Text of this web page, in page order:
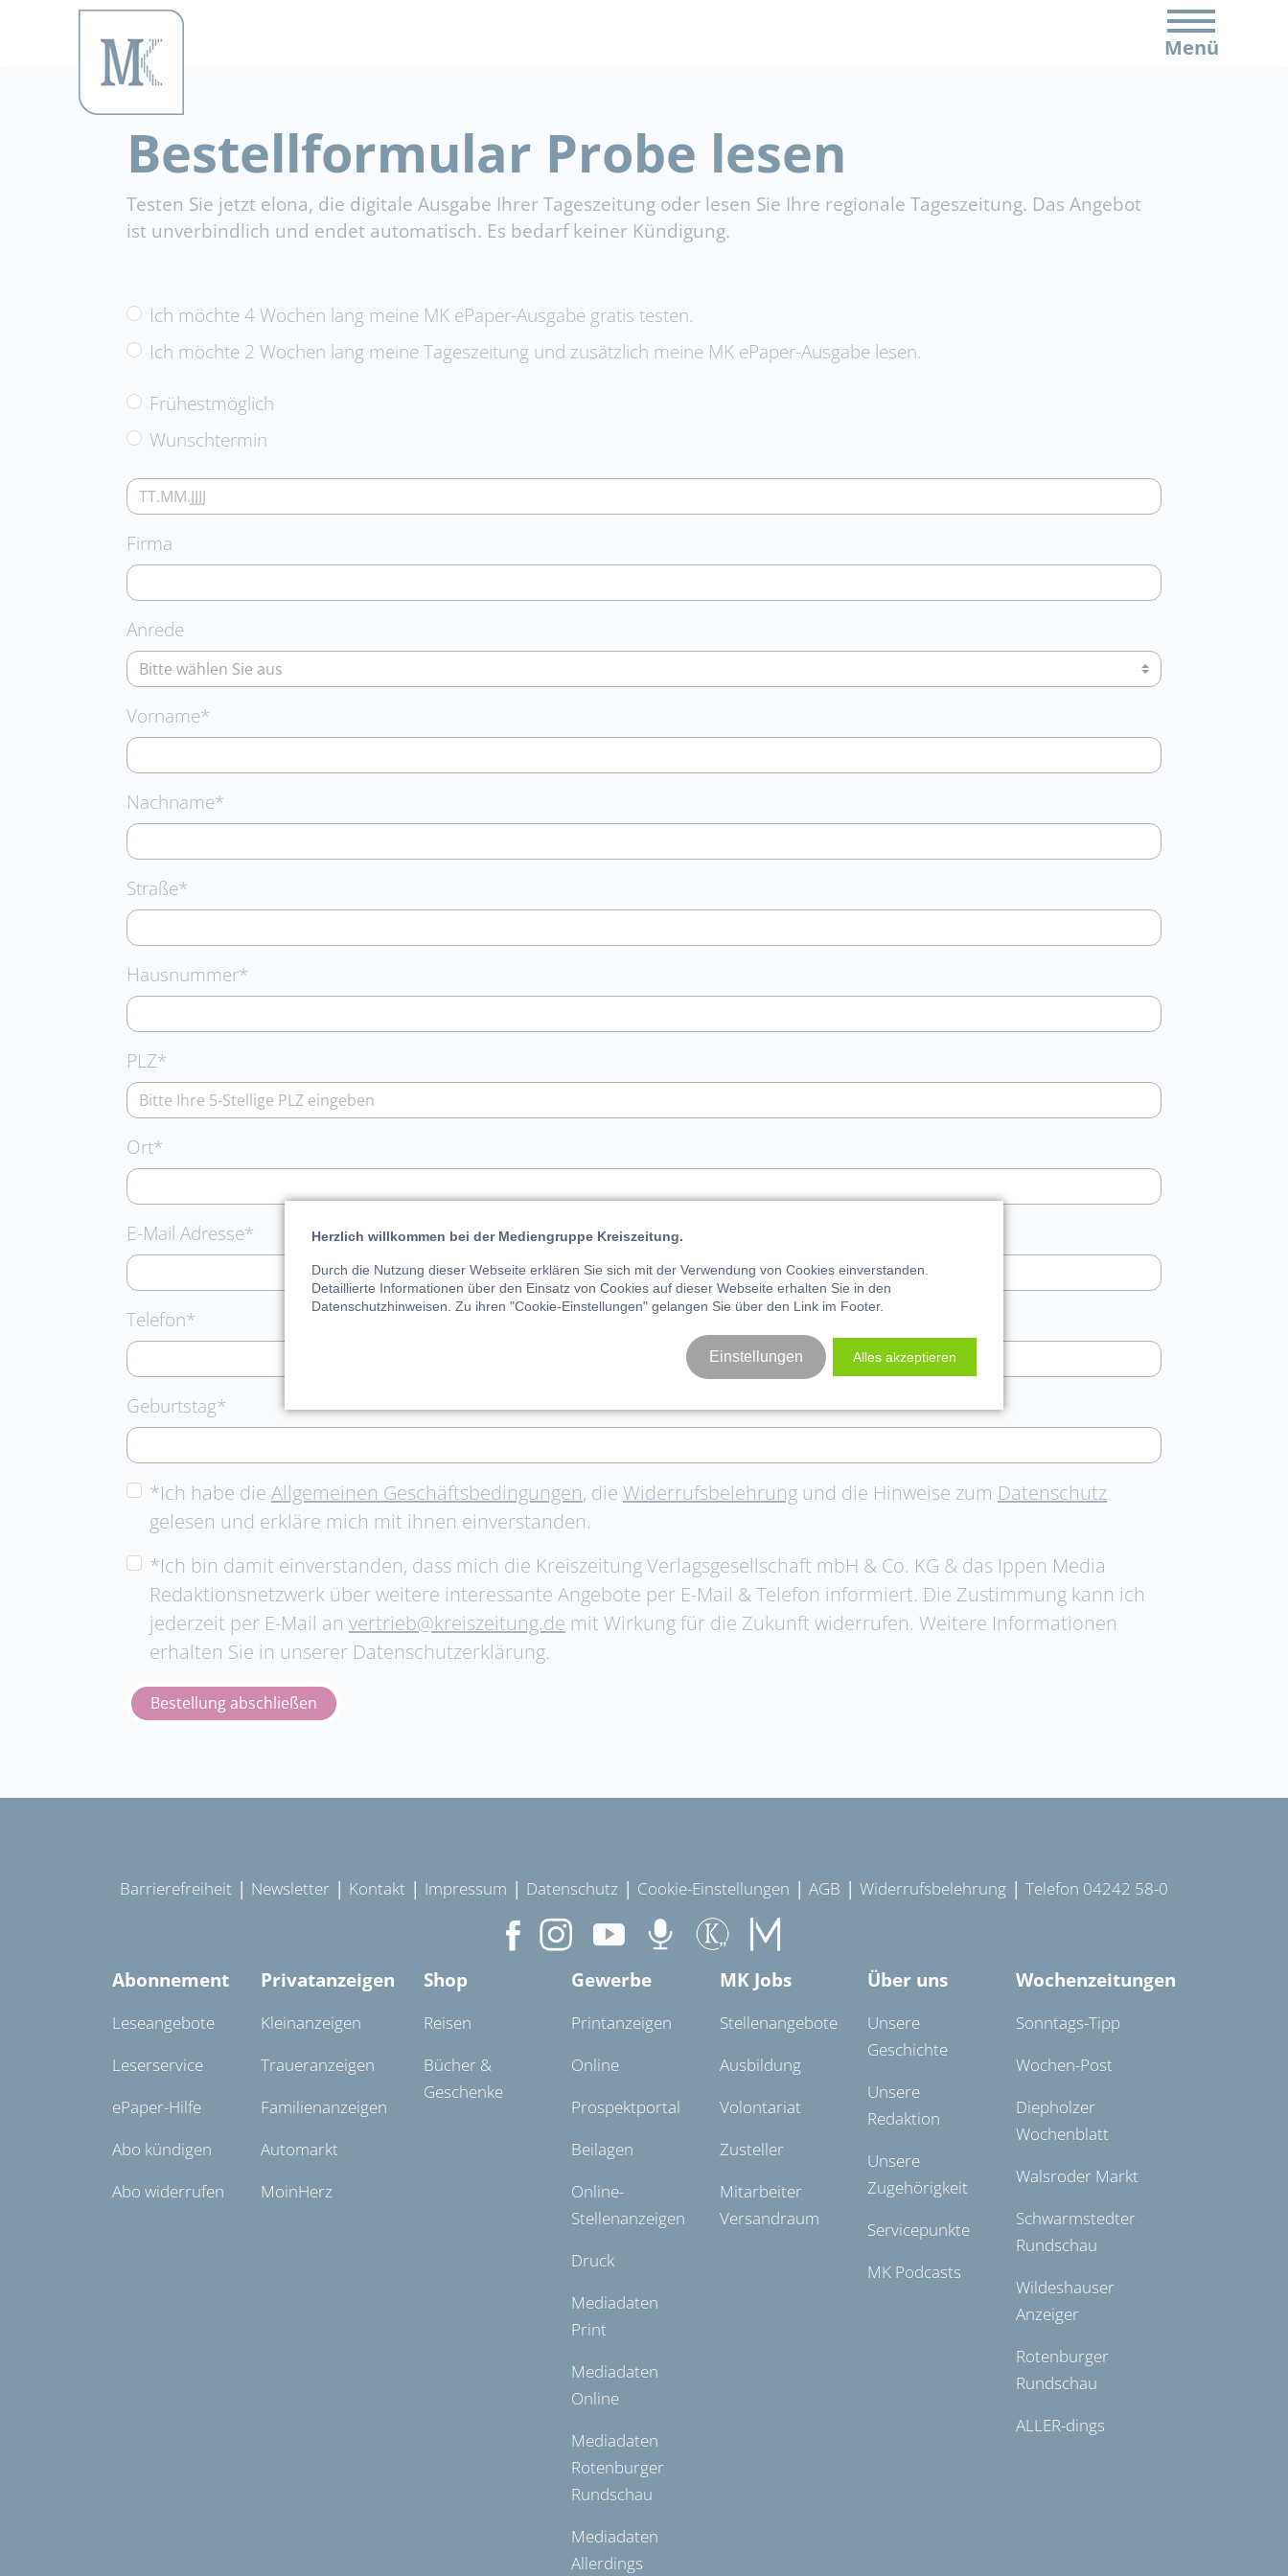
Menü
Bestellformular Probe lesen
Testen Sie jetzt elona, die digitale Ausgabe Ihrer Tageszeitung oder lesen Sie Ihre regionale Tageszeitung. Das Angebot
ist unverbindlich und endet automatisch. Es bedarf keiner Kündigung.
Ich möchte 4 Wochen lang meine MK ePaper-Ausgabe gratis testen.
Ich möchte 2 Wochen lang meine Tageszeitung und zusätzlich meine MK ePaper-Ausgabe lesen.
Frühestmöglich
Wunschtermin
Firma
Anrede
Pflichtfeld
Vorname*
Pflichtfeld
Nachname*
Pflichtfeld
Straße*
Pflichtfeld
Hausnummer*
Pflichtfeld
PLZ*
Pflichtfeld
Ort*
Pflichtfeld
E-Mail Adresse*
Pflichtfeld
Telefon*
Pflichtfeld
Geburtstag*
*Ich habe die Allgemeinen Geschäftsbedingungen, die Widerrufsbelehrung und die Hinweise zum Datenschutz
gelesen und erkläre mich mit ihnen einverstanden.
*Ich bin damit einverstanden, dass mich die Kreiszeitung Verlagsgesellschaft mbH & Co. KG & das Ippen Media
Redaktionsnetzwerk über weitere interessante Angebote per E-Mail & Telefon informiert. Die Zustimmung kann ich
jederzeit per E-Mail an vertrieb@kreiszeitung.de mit Wirkung für die Zukunft widerrufen. Weitere Informationen
erhalten Sie in unserer Datenschutzerklärung.
Bestellung abschließen
Barrierefreiheit | Newsletter | Kontakt | Impressum | Datenschutz | Cookie-Einstellungen | AGB | Widerrufsbelehrung | Telefon 04242 58-0
Abonnement
Leseangebote
Leserservice
ePaper-Hilfe
Abo kündigen
Abo widerrufen
Privatanzeigen
Kleinanzeigen
Traueranzeigen
Familienanzeigen
Automarkt
MoinHerz
Shop
Reisen
Bücher &
Geschenke
Gewerbe
Printanzeigen
Online
Prospektportal
Beilagen
Online-
Stellenanzeigen
Druck
Mediadaten
Print
Mediadaten
Online
Mediadaten
Rotenburger
Rundschau
Mediadaten
Allerdings
MK Jobs
Stellenangebote
Ausbildung
Volontariat
Zusteller
Mitarbeiter
Versandraum
Über uns
Unsere
Geschichte
Unsere
Redaktion
Unsere
Zugehörigkeit
Servicepunkte
MK Podcasts
Wochenzeitungen
Sonntags-Tipp
Wochen-Post
Diepholzer
Wochenblatt
Walsroder Markt
Schwarmstedter
Rundschau
Wildeshauser
Anzeiger
Rotenburger
Rundschau
ALLER-dings
Herzlich willkommen bei der Mediengruppe Kreiszeitung.
Durch die Nutzung dieser Webseite erklären Sie sich mit der Verwendung von Cookies einverstanden.
Detaillierte Informationen über den Einsatz von Cookies auf dieser Webseite erhalten Sie in den
Datenschutzhinweisen . Zu ihren "Cookie-Einstellungen" gelangen Sie über den Link im Footer.
Einstellungen Alles akzeptieren